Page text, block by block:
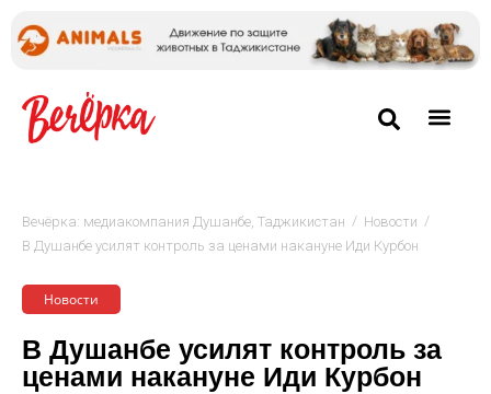
Вечёрка: медиакомпания Душанбе, Таджикистан / Новости /
В Душанбе усилят контроль за ценами накануне Иди Курбон
Новости
В Душанбе усилят контроль за
ценами накануне Иди Курбон